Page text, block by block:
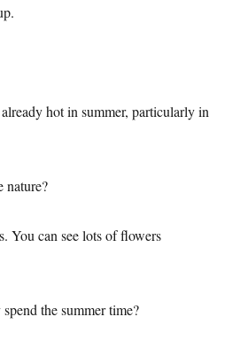
hot in summer, particularly in
nature?
You can see lots of flowers
the summer time?